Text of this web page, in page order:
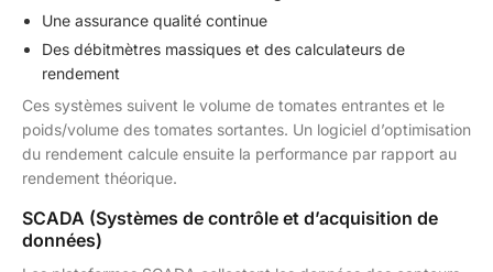
Une assurance qualité continue
Des débitmètres massiques et des calculateurs de
rendement
Ces systèmes suivent le volume de tomates entrantes et le
poids/volume des tomates sortantes. Un logiciel d’optimisation
du rendement calcule ensuite la performance par rapport au
rendement théorique.
SCADA (Systèmes de contrôle et d’acquisition de
données)